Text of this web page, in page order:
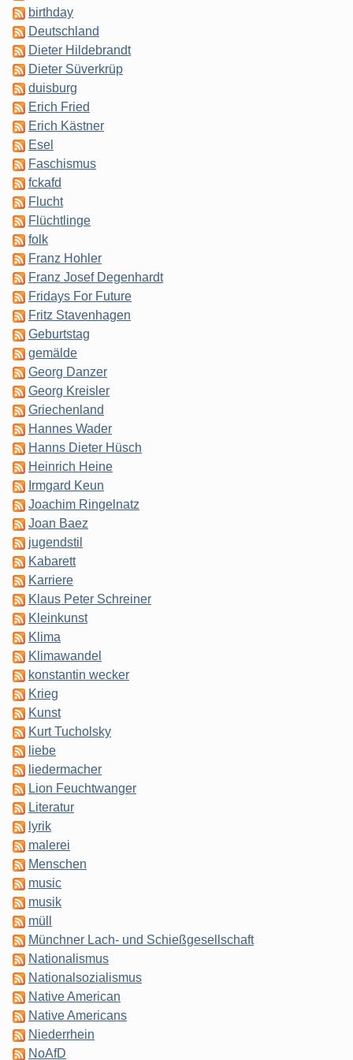
birthday
Deutschland
Dieter Hildebrandt
Dieter Süverkrüp
duisburg
Erich Fried
Erich Kästner
Esel
Faschismus
fckafd
Flucht
Flüchtlinge
folk
Franz Hohler
Franz Josef Degenhardt
Fridays For Future
Fritz Stavenhagen
Geburtstag
gemälde
Georg Danzer
Georg Kreisler
Griechenland
Hannes Wader
Hanns Dieter Hüsch
Heinrich Heine
Irmgard Keun
Joachim Ringelnatz
Joan Baez
jugendstil
Kabarett
Karriere
Klaus Peter Schreiner
Kleinkunst
Klima
Klimawandel
konstantin wecker
Krieg
Kunst
Kurt Tucholsky
liebe
liedermacher
Lion Feuchtwanger
Literatur
lyrik
malerei
Menschen
music
musik
müll
Münchner Lach- und Schießgesellschaft
Nationalismus
Nationalsozialismus
Native American
Native Americans
Niederrhein
NoAfD